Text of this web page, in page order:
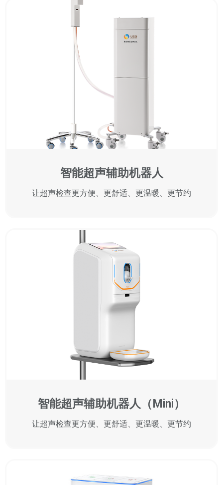
智能超声辅助机器人
让超声检查更方便、更舒适、更温暖、更节约
智能超声辅助机器人（Mini）
让超声检查更方便、更舒适、更温暖、更节约